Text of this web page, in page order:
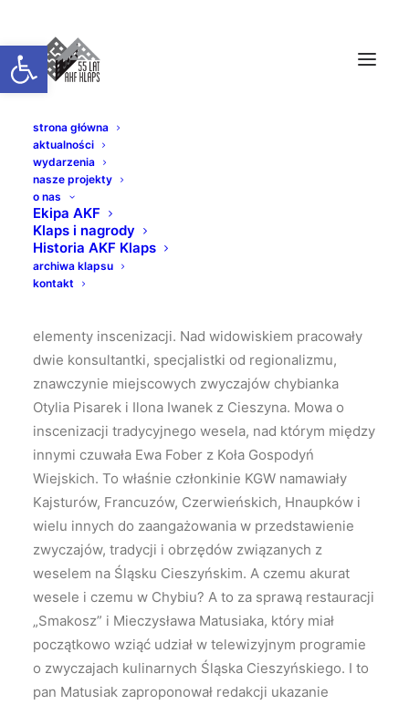
Otwórz pasek narzędzi
strona główna
aktualności
wydarzenia
nasze projekty
o nas
Ekipa AKF
Klaps i nagrody
Historia AKF Klaps
archiwa klapsu
kontakt
Od jesieni 1972 roku do wiosny 1973 roku prawie
cała gmina żyła pewnym spektaklem, blisko 60 osób
z wielu chybskich rodzin spotykało się na szkolnej
elementy inscenizacji. Nad widowiskiem pracowały
dwie konsultantki, specjalistki od regionalizmu,
znawczynie miejscowych zwyczajów chybianka
Otylia Pisarek i Ilona Iwanek z Cieszyna. Mowa o
inscenizacji tradycyjnego wesela, nad którym między
innymi czuwała Ewa Fober z Koła Gospodyń
Wiejskich. To właśnie członkinie KGW namawiały
Kajsturów, Francuzów, Czerwieńskich, Hnaupków i
wielu innych do zaangażowania w przedstawienie
zwyczajów, tradycji i obrzędów związanych z
weselem na Śląsku Cieszyńskim. A czemu akurat
wesele i czemu w Chybiu? A to za sprawą restauracji
„Smakosz” i Mieczysława Matusiaka, który miał
początkowo wziąć udział w telewizyjnym programie
o zwyczajach kulinarnych Śląska Cieszyńskiego. I to
pan Matusiak zaproponował redakcji ukazanie